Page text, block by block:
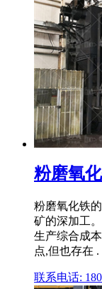
粉磨氧
粉磨氧化铁
矿的深加工
生产综合成
点,但也存在 .
联系电话: 180